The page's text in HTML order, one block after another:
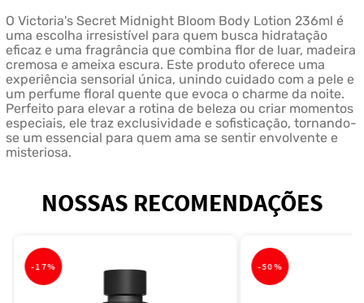
O Victoria's Secret Midnight Bloom Body Lotion 236ml é
uma escolha irresistível para quem busca hidratação
eficaz e uma fragrância que combina flor de luar, madeira
cremosa e ameixa escura. Este produto oferece uma
experiência sensorial única, unindo cuidado com a pele e
um perfume floral quente que evoca o charme da noite.
Perfeito para elevar a rotina de beleza ou criar momentos
especiais, ele traz exclusividade e sofisticação, tornando-
se um essencial para quem ama se sentir envolvente e
misteriosa.
NOSSAS RECOMENDAÇÕES
-17% -50%